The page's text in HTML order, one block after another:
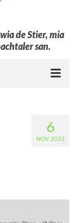
de Stier, mia
san.
6
NOV. 2023